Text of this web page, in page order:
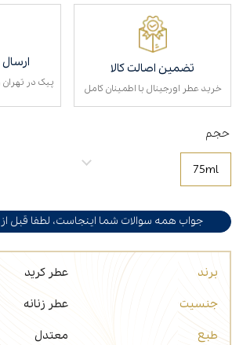
تضمین اصالت کالا
خرید عطر اورجینال با اطمینان کامل
پیک در
حجم
75ml
جواب همه سوالات شما اینجاست، لطفا قبل
برند
عطر کرید
جنسیت
عطر زنانه
طبع
معتدل